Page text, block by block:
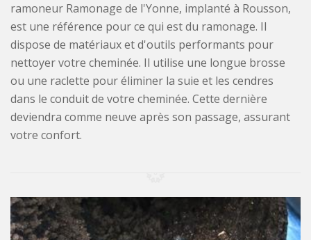
ramoneur Ramonage de l'Yonne, implanté à Rousson,
est une référence pour ce qui est du ramonage. Il
dispose de matériaux et d'outils performants pour
nettoyer votre cheminée. Il utilise une longue brosse
ou une raclette pour éliminer la suie et les cendres
dans le conduit de votre cheminée. Cette dernière
deviendra comme neuve après son passage, assurant
votre confort.